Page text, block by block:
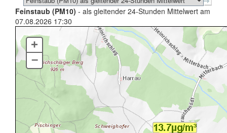
Feinstaub (PM10) - als gleitender 24-Stunden Mittelwert am
07.08.2026 17:30
+
–